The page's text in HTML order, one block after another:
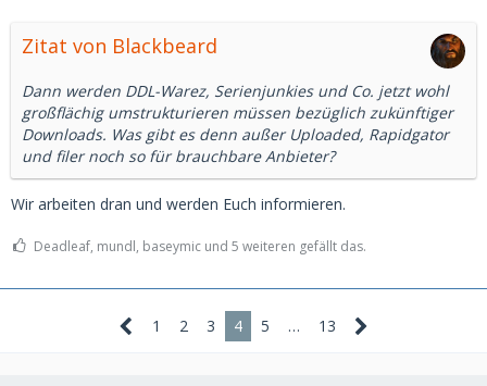
Zitat von Blackbeard
Dann werden DDL-Warez, Serienjunkies und Co. jetzt wohl
großflächig umstrukturieren müssen bezüglich zukünftiger
Downloads. Was gibt es denn außer Uploaded, Rapidgator
und filer noch so für brauchbare Anbieter?
Wir arbeiten dran und werden Euch informieren.
Deadleaf, mundl, baseymic und 5 weiteren gefällt das.
1 2 3 4 5 … 13